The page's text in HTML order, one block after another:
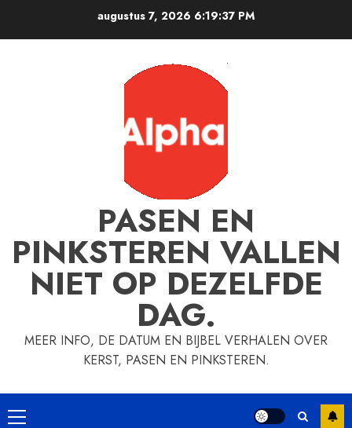
augustus 7, 2026 6:19:38 PM
PASEN EN
PINKSTEREN VALLEN
NIET OP DEZELFDE
DAG.
MEER INFO, DE DATUM EN BIJBEL VERHALEN OVER
KERST, PASEN EN PINKSTEREN.
Primair